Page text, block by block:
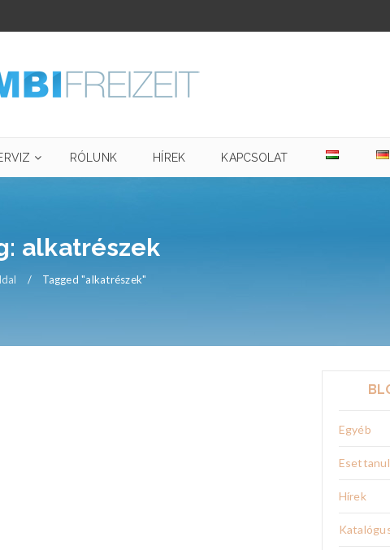
RÓLUNK HÍREK KAPCSOLAT
alkatrészek
/ Tagged "alkatrészek"
Egyéb
Hírek